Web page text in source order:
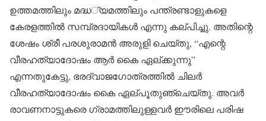
ഉത്തമത്തിലും മദ്ധ്യമത്തിലും പന്ത്രണ്ടാളുകളെ
കേരളത്തിൽ സമ്പ്രദായികൾ എന്നു കല്പിച്ചു. അതിന്റെ
ശേഷം ശ്രീ പരശുരാമൻ അരുളി ചെയ്തു, “എന്റെ
വീരഹത്യാദോഷം ആർ കൈ ഏല്ക്കുന്നു”
എന്നതുകേട്ടു, ഭരദ്വാജഗോത്രത്തിൽ ചിലർ
വീരഹത്യാദോഷം കൈ ഏല്പൂതുഞ്ചെയ്തു. അവർ
രാവണനാട്ടുകരെ ഗ്രാമത്തിലുള്ളവർ ഈരിലെ പരിഷ